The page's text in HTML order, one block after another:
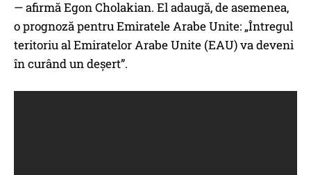
— afirmă Egon Cholakian. El adaugă, de asemenea,
o prognoză pentru Emiratele Arabe Unite: „Întregul
teritoriu al Emiratelor Arabe Unite (EAU) va deveni
în curând un deșert”.